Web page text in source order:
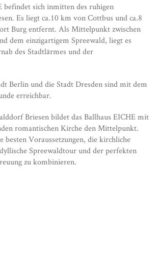
befindet sich inmitten des ruhigen
Es liegt ca.10 km von Cottbus und ca.8
Burg entfernt. Als Mittelpunkt zwischen
dem einzigartigem Spreewald, liegt es
des Stadtlärmes und der
Berlin und die Stadt Dresden sind mit dem
erreichbar.
Briesen bildet das Ballhaus EICHE mit
romantischen Kirche den Mittelpunkt.
besten Voraussetzungen, die kirchliche
Spreewaldtour und der perfekten
zu kombinieren.